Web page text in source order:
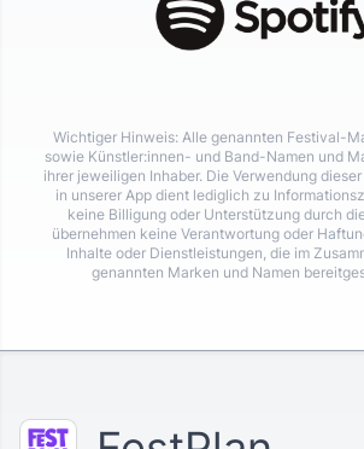
Wichtiger Hinweis: Alle genannten Festival-
sowie Künstler:innen- und Band-Namen und
ihrer jeweiligen Inhaber. Die Verwendung
in unserer App dient lediglich zu
keine Billigung oder Unterstützung durch
übernehmen keine Verantwortung oder
Inhalte oder Dienstleistungen, die im
genannten Marken und Namen